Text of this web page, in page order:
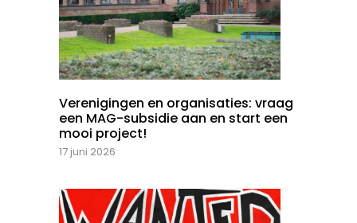
Verenigingen en organisaties: vraag
een MAG-subsidie aan en start een
mooi project!
17 juni 2026